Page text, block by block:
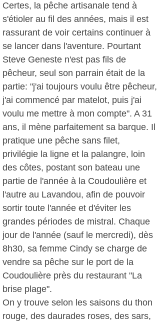
Certes, la pêche artisanale tend à
s'étioler au fil des années, mais il est
rassurant de voir certains continuer à
se lancer dans l'aventure. Pourtant
Steve Geneste n'est pas fils de
pêcheur, seul son parrain était de la
partie: "j'ai toujours voulu être pêcheur,
j'ai commencé par matelot, puis j'ai
voulu me mettre à mon compte". A 31
ans, il mène parfaitement sa barque. Il
pratique une pêche sans filet,
privilégie la ligne et la palangre, loin
des côtes, postant son bateau une
partie de l'année à la Coudoulière et
l'autre au Lavandou, afin de pouvoir
sortir toute l'année et d'éviter les
grandes périodes de mistral. Chaque
jour de l'année (sauf le mercredi), dès
8h30, sa femme Cindy se charge de
vendre sa pêche sur le port de la
Coudoulière près du restaurant "La
brise plage".
On y trouve selon les saisons du thon
rouge, des daurades roses, des sars,